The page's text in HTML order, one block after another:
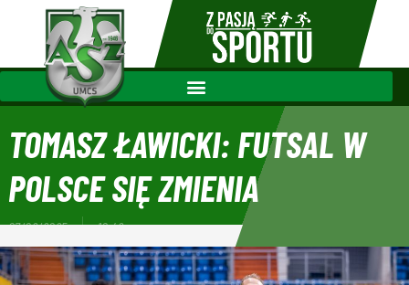
TOMASZ ŁAWICKI: FUTSAL W
POLSCE SIĘ ZMIENIA
07/02/2025 10:42